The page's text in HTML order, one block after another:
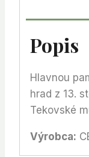
Popis
Hlavnou
hrad z 13.
Tekovské
Výrobca: